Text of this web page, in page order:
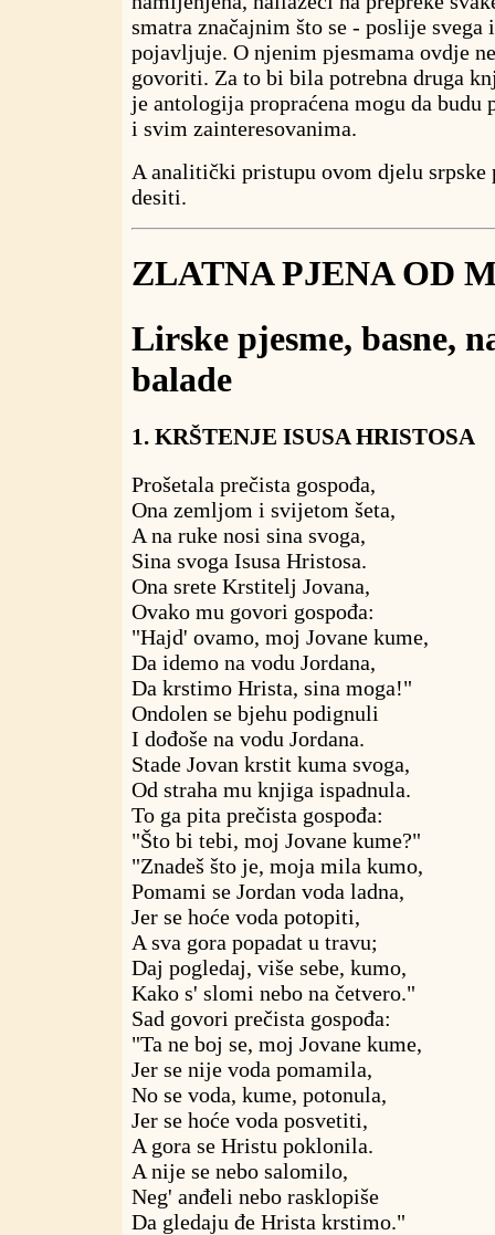
smatra značajnim što se - poslije svega
pojavljuje. O njenim pjesmama ovdje
govoriti. Za to bi bila potrebna druga
je antologija propraćena mogu da budu
i svim zainteresovanima.
A analitički pristupu ovom djelu srpske
desiti.
ZLATNA PJENA OD
Lirske pjesme, basne,
balade
1. KRŠTENJE ISUSA HRISTOSA
Prošetala prečista gospođa,
Ona zemljom i svijetom šeta,
A na ruke nosi sina svoga,
Sina svoga Isusa Hristosa.
Ona srete Krstitelj Jovana,
Ovako mu govori gospođa:
"Hajd' ovamo, moj Jovane kume,
Da idemo na vodu Jordana,
Da krstimo Hrista, sina moga!"
Ondolen se bjehu podignuli
I dođoše na vodu Jordana.
Stade Jovan krstit kuma svoga,
Od straha mu knjiga ispadnula.
To ga pita prečista gospođa:
"Što bi tebi, moj Jovane kume?"
"Znadeš što je, moja mila kumo,
Pomami se Jordan voda ladna,
Jer se hoće voda potopiti,
A sva gora popadat u travu;
Daj pogledaj, više sebe, kumo,
Kako s' slomi nebo na četvero."
Sad govori prečista gospođa:
"Ta ne boj se, moj Jovane kume,
Jer se nije voda pomamila,
No se voda, kume, potonula,
Jer se hoće voda posvetiti,
A gora se Hristu poklonila.
A nije se nebo salomilo,
Neg' anđeli nebo rasklopiše
Da gledaju đe Hrista krstimo."